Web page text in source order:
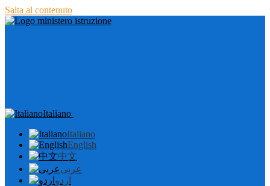
Salta al contenuto
Italiano
Italiano
English
中文
عربى
اردو